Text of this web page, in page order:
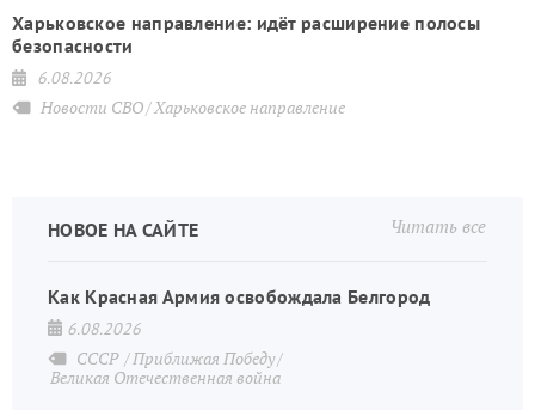
Харьковское направление: идёт расширение полосы
безопасности
6.08.2026
Новости СВО Харьковское направление
Читать все
НОВОЕ НА САЙТЕ
Как Красная Армия освобождала Белгород
6.08.2026
СССР
Приближая Победу
Великая Отечественная война